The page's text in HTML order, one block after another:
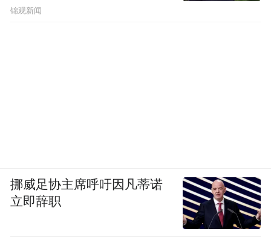
锦观新闻
挪威足协主席呼吁因凡蒂诺
立即辞职